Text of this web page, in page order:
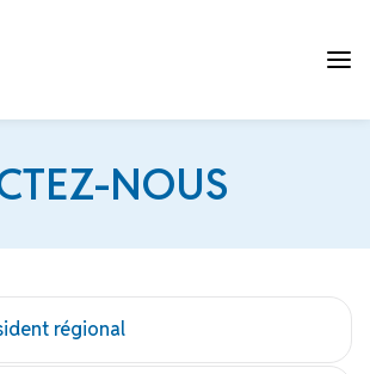
NOUS
régional